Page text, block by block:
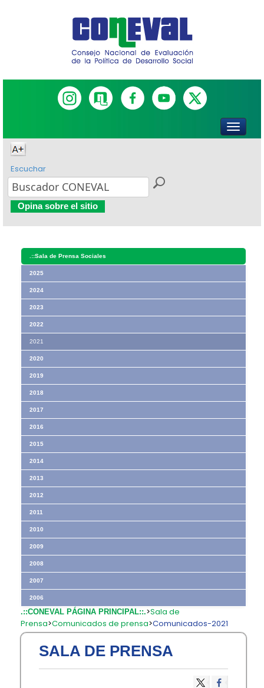
Escuchar
Opina sobre el sitio
.::Sala de Prensa Sociales
2025
2024
2023
2022
2021
2020
2019
2018
2017
2016
2015
2014
2013
2012
2011
2010
2009
2008
2007
2006
.::CONEVAL PÁGINA PRINCIPAL::.>Sala de
Prensa>Comunicados de prensa>Comunicados-2021
SALA DE PRENSA